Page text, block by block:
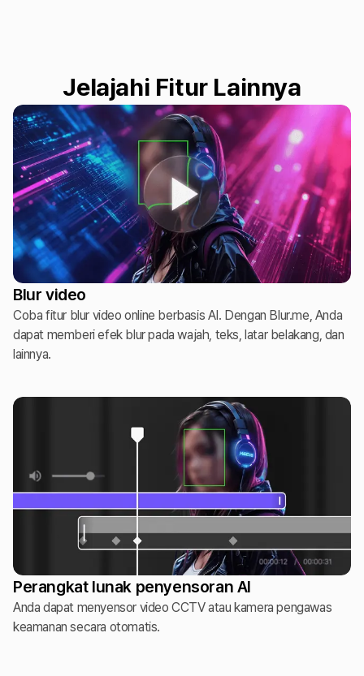
Jelajahi Fitur Lainnya
Blur video
Coba fitur blur video online berbasis AI. Dengan Blur.me, Anda
dapat memberi efek blur pada wajah, teks, latar belakang, dan
lainnya.
Perangkat lunak penyensoran AI
Anda dapat menyensor video CCTV atau kamera pengawas
keamanan secara otomatis.